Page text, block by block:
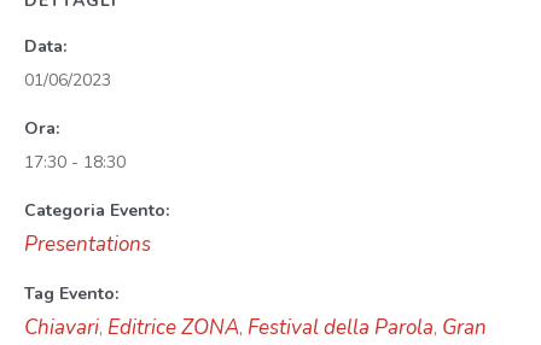
Data:
01/06/2023
Ora:
17:30 - 18:30
Categoria Evento:
Presentations
Tag Evento:
Chiavari, Editrice ZONA, Festival della Parola, Gran